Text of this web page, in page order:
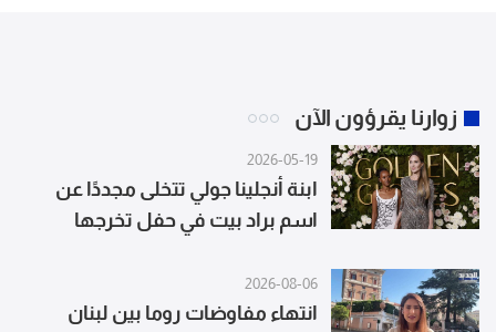
زوارنا يقرؤون الآن
2026-05-19
ابنة أنجلينا جولي تتخلى مجددًا عن
اسم براد بيت في حفل تخرجها
2026-08-06
انتهاء مفاوضات روما بين لبنان